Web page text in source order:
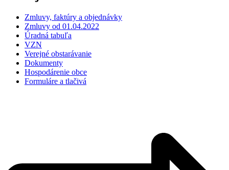
Zmluvy, faktúry a objednávky
Zmluvy od 01.04.2022
Úradná tabuľa
VZN
Verejné obstarávanie
Dokumenty
Hospodárenie obce
Formuláre a tlačivá